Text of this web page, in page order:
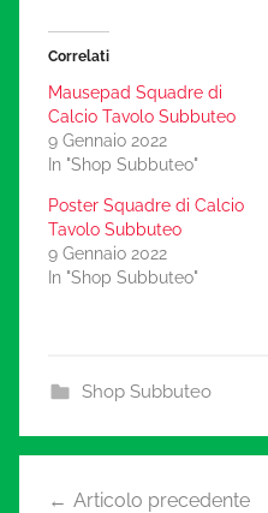
Correlati
Mausepad Squadre di
Calcio Tavolo Subbuteo
9 Gennaio 2022
In "Shop Subbuteo"
Poster Squadre di Calcio
Tavolo Subbuteo
9 Gennaio 2022
In "Shop Subbuteo"
Shop Subbuteo
Articolo precedente